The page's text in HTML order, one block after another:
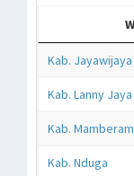
Kab. Jayawijaya
Kab. Lanny Jaya
Kab.
Kab. Nduga